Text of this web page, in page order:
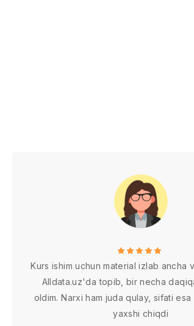
Kurs ishim uchun material izlab ancha
Alldata.uz'da topib, bir necha
oldim. Narxi ham juda qulay, sifati esa
yaxshi chiqdi